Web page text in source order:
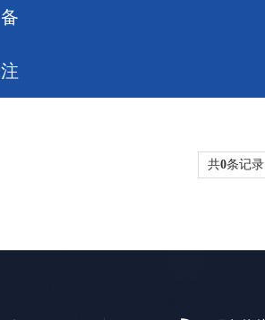
备
注
共0条记录